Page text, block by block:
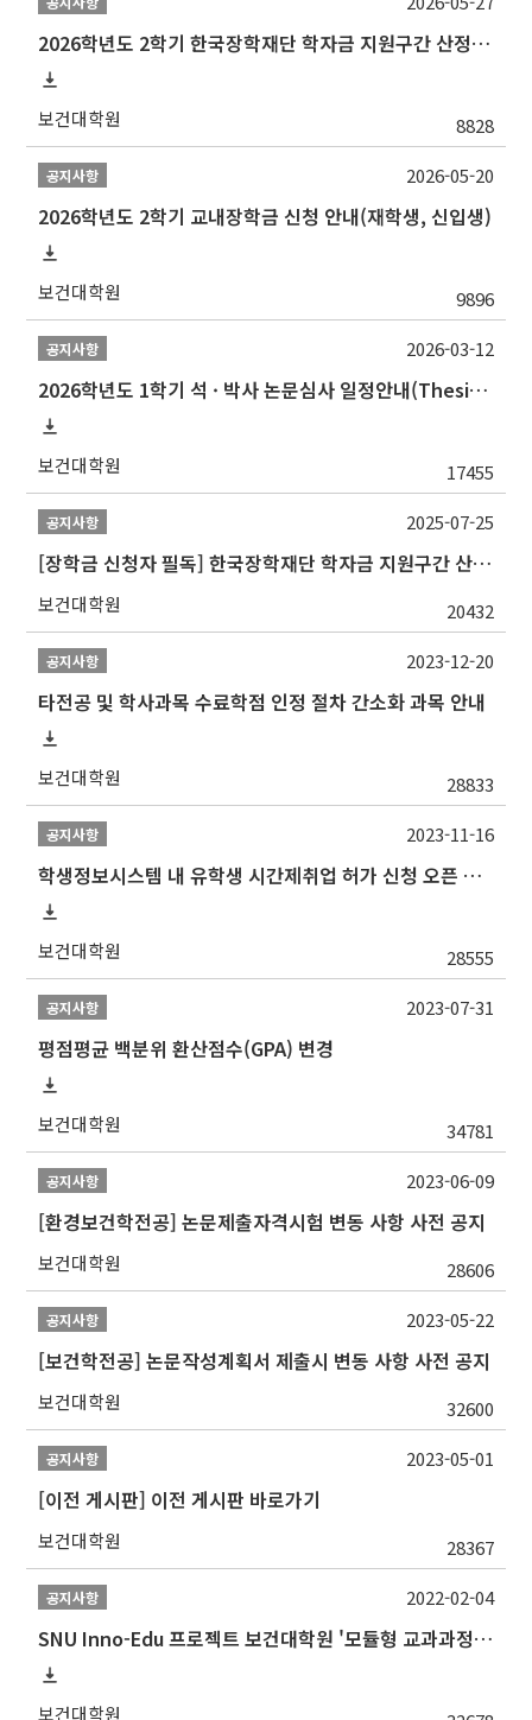
2026학년도 2학기 한국장학재단 학자금 지원구간 산정 신청 안내
보건대학원 8828
공지사항
2026학년도 2학기 교내장학금 신청 안내(재학생, 신입생)
보건대학원 9896
2026-05-20
공지사항
2026학년도 1학기 석 · 박사 논문심사 일정안내(Thesis Defense Schedules)
보건대학원 17455
2026-03-12
공지사항
[장학금 신청자 필독] 한국장학재단 학자금 지원구간 산정 권고
보건대학원 20432
2025-07-25
공지사항
타전공 및 학사과목 수료학점 인정 절차 간소화 과목 안내
보건대학원 28833
2023-12-20
공지사항
학생정보시스템 내 유학생 시간제취업 허가 신청 오픈 안내
보건대학원 28555
2023-11-16
공지사항
평점평균 백분위 환산점수(GPA) 변경
보건대학원 34781
2023-07-31
공지사항
[환경보건학전공] 논문제출자격시험 변동 사항 사전 공지
보건대학원 28606
2023-06-09
공지사항
[보건학전공] 논문작성계획서 제출시 변동 사항 사전 공지
보건대학원 32600
2023-05-22
공지사항
[이전 게시판] 이전 게시판 바로가기
보건대학원 28367
2023-05-01
공지사항
SNU Inno-Edu 프로젝트 보건대학원 '모듈형 교과과정' 안내(revised 2022/2/28)
보건대학원
2022-02-04